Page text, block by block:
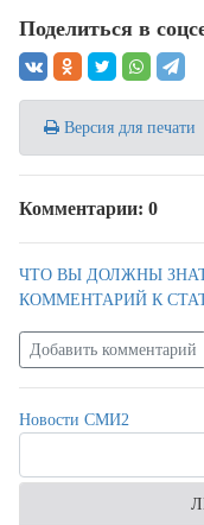
Поделиться в
Версия для печати
Комментарии: 0
ЧТО ВЫ ДОЛЖНЫ
КОММЕНТАРИЙ К
Добавить комментарий
Новости СМИ2